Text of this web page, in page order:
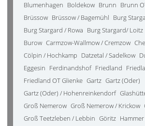
Blumenhagen Boldekow Brunn Brunn
Brüssow Brüssow / Bagemühl Burg
Burg Stargard / Rowa Burg Stargard/ Loitz
Burow Carmzow-Wallmow / Cremzow
Cölpin / Hochkamp Datzetal / Sadelkow
Eggesin Ferdinandshof Friedland
Friedland OT Glienke Gartz Gartz (Oder)
Gartz (Oder) / Hohenreinkendorf
Groß Nemerow Groß Nemerow / Krickow
Groß Teetzleben / Lebbin Göritz